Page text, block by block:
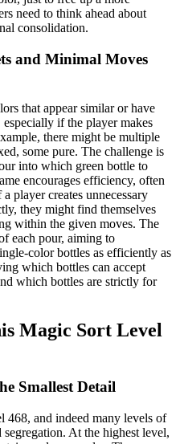
need to think ahead about
consolidation.
and Minimal Moves
that appear similar or have
if the player makes
there might be multiple
some pure. The challenge is
into which green bottle to
encourages efficiency, often
player creates unnecessary
they might find themselves
within the given moves. The
each pour, aiming to
color bottles as efficiently as
which bottles can accept
which bottles are strictly for
Magic Sort Level
Smallest Detail
and indeed many levels of
At the highest level,